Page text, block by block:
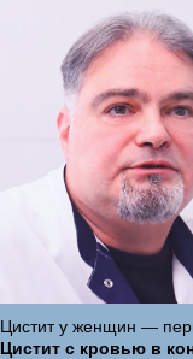
Цистит у женщин —
Цистит с кровью в